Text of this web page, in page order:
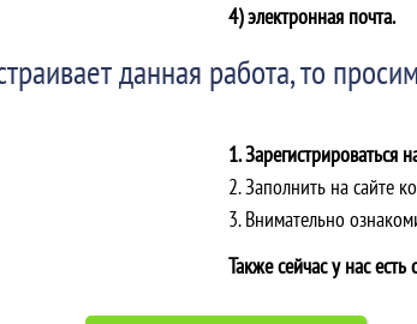
4) электронная почта.
данная работа, то
1. Зарегистрироваться
2. Заполнить на сайте
3. Внимательно
Также сейчас у нас есть